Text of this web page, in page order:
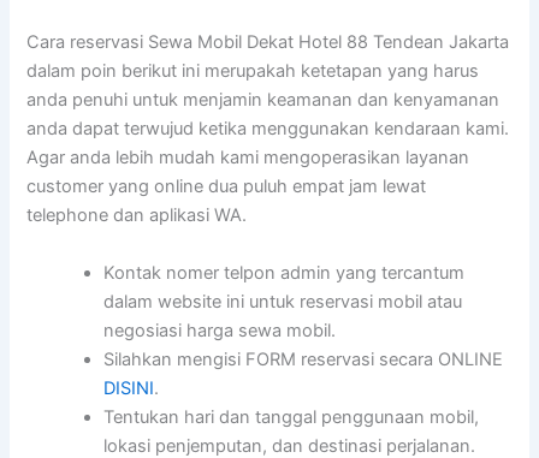
Cara reservasi Sewa Mobil Dekat Hotel 88 Tendean Jakarta
dalam poin berikut ini merupakah ketetapan yang harus
anda penuhi untuk menjamin keamanan dan kenyamanan
anda dapat terwujud ketika menggunakan kendaraan kami.
Agar anda lebih mudah kami mengoperasikan layanan
customer yang online dua puluh empat jam lewat
telephone dan aplikasi WA.
Kontak nomer telpon admin yang tercantum
dalam website ini untuk reservasi mobil atau
negosiasi harga sewa mobil.
Silahkan mengisi FORM reservasi secara ONLINE
DISINI.
Tentukan hari dan tanggal penggunaan mobil,
lokasi penjemputan, dan destinasi perjalanan.